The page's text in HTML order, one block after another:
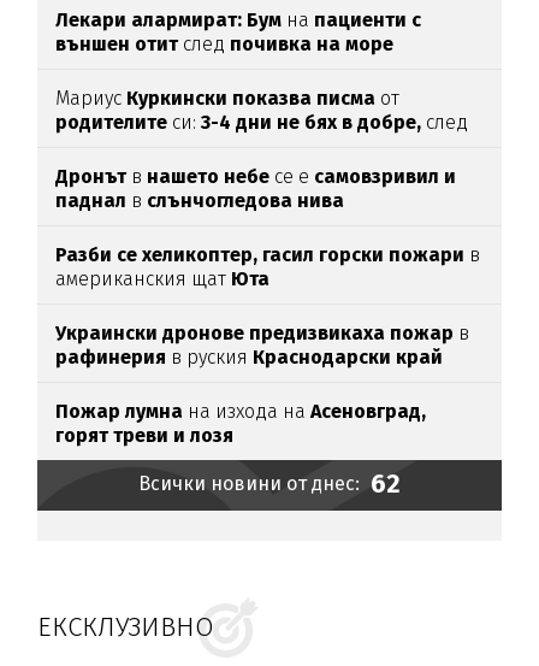
Лекари алармират: Бум на пациенти с
външен отитслед почивка на море
Мариус Куркински показва писма от
родителите си:3-4 дни не бях в добре, след
Дронътв нашето небе се е самовзривил и
паднал в слънчогледова нива
Разби се хеликоптер, гасил горски пожари в
американския щат Юта
Украински дронове предизвикаха пожар в
рафинерия в руския Краснодарски край
Пожар лумна на изхода наАсеновград,
горят треви и лозя
Всички новини от днес: 62
ЕКСКЛУЗИВНО